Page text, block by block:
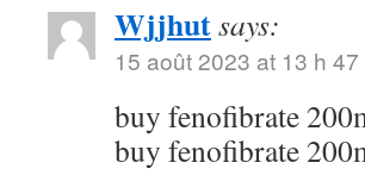
Wjjhutsays:
15 août 2023 at 13 h 47
buy fenofibrate
buy fenofibrate